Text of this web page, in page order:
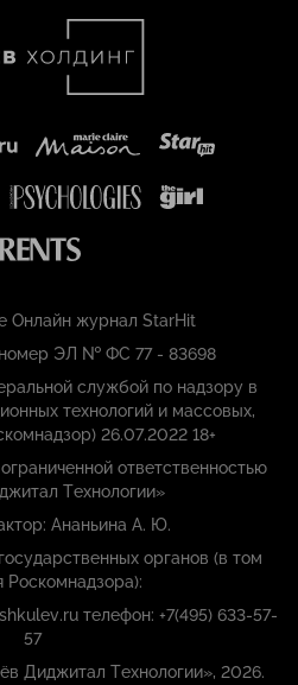
Онлайн журнал StarHit
номер ЭЛ № ФС 77 - 83698
службой по надзору в
технологий и массовых,
26.07.2022 18+
ответственностью
Технологии»
Ананьина А. Ю.
органов (в том
Роскомнадзора):
телефон: +7(495) 633-57-
57
Диджитал Технологии», 2026.